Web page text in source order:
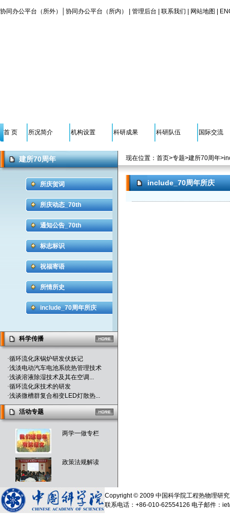
协同办公平台（所外） 协同办公平台（所内） 管理后台 联系我们 网站地图
首 页 所况简介 机构设置 科研成果 科研队伍 国际交流
建所70周年
所庆贺词
所庆动态_70th
通知公告_70th
标志标识
祝福寄语
所情所史
include_70周年所庆
科学传播
·循环流化床锅炉研发伏妖记
·浅淡电动汽车电池系统热管理技术
·浅谈溶液除湿技术及其在空调...
·循环流化床技术的研发
·浅谈微槽群复合相变LED灯散热...
活动专题
两学一做专栏
政策法规解读
现在位置： 首页>专题>建所70周年>
include_70周年所庆
Copyright © 2009 中国科学院工程热物理研
联系电话：+86-010-62554126 电子邮件：